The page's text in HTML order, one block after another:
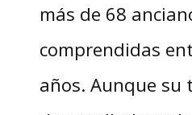
más de 68
comprendidas
años. Aunque su